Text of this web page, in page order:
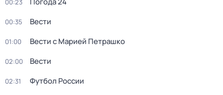
00:23
00:35 Вести
01:00 Вести с Марией Петрашко
02:00 Вести
02:31 Футбол России